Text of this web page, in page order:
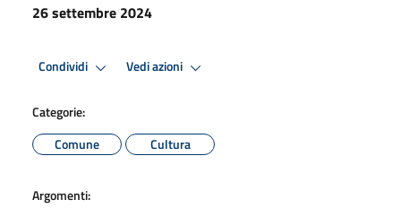
26 settembre 2024
Condividi Vedi azioni
Categorie:
Comune
Cultura
Argomenti: